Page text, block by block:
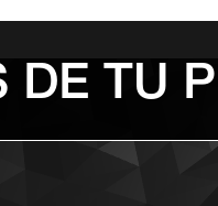
DE TU